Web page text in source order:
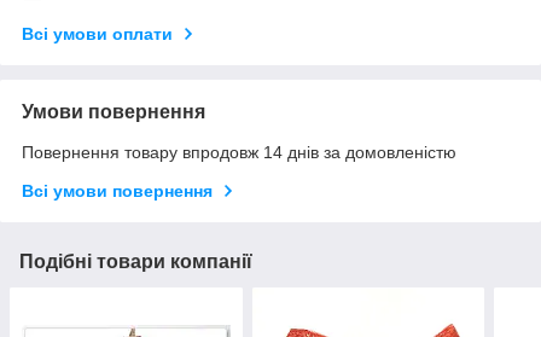
Всі умови оплати
Умови повернення
Повернення товару впродовж 14 днів за домовленістю
Всі умови повернення
Подібні товари компанії